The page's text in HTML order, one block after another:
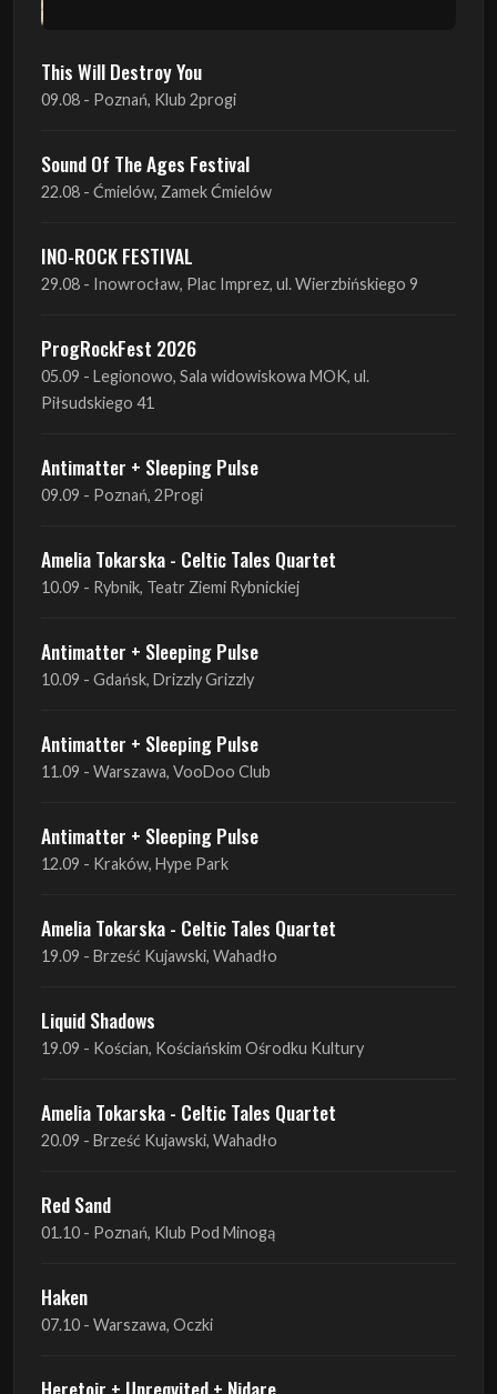
Sound Of The Ages Festival
22.08 - Ćmielów, Zamek Ćmielów
INO-ROCK FESTIVAL
29.08 - Inowrocław, Plac Imprez, ul. Wierzbińskiego 9
ProgRockFest 2026
Antimatter + Sleeping Pulse
09.09 - Poznań, 2Progi
Amelia Tokarska - Celtic Tales Quartet
10.09 - Rybnik, Teatr Ziemi Rybnickiej
Antimatter + Sleeping Pulse
Antimatter + Sleeping Pulse
11.09 - Warszawa, VooDoo Club
Antimatter + Sleeping Pulse
12.09 - Kraków, Hype Park
Amelia Tokarska - Celtic Tales Quartet
19.09 - Brześć Kujawski, Wahadło
Liquid Shadows
19.09 - Kościan, Kościańskim Ośrodku Kultury
Amelia Tokarska - Celtic Tales Quartet
20.09 - Brześć Kujawski, Wahadło
Red Sand
Haken
Heretoir + Unreqvited + Nidare
THE SISTERS OF MERCY